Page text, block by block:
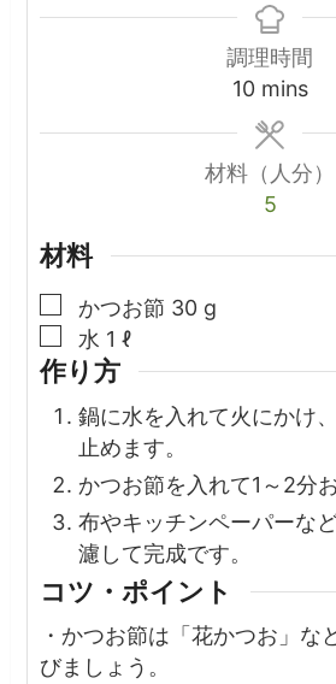
調理時間
10minutes
mins
材料（人分）
5
材料
▢
かつお節 30 g
▢
水 1 ℓ
作り方
鍋に水を入れて火にかけ
止めます。
かつお節を入れて1～2分
布やキッチンペーパーな
濾して完成です。
コツ・ポイント
・ かつお節は「花かつお」な
びましょう。